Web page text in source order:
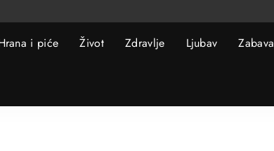
i piće Život Zdravlje Ljubav Zabava